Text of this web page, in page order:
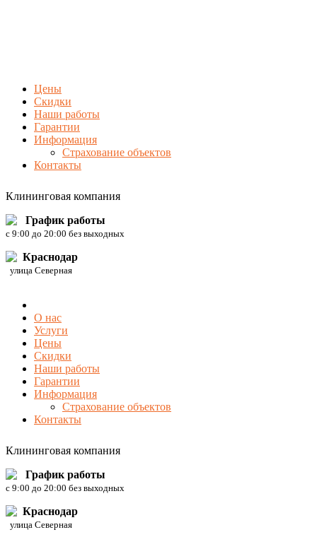
Цены
Скидки
Наши работы
Гарантии
Информация
Страхование объектов
Контакты
Клининговая компания
График работы
c 9:00 до 20:00 без выходных
Краснодар
улица Северная
О нас
Услуги
Цены
Скидки
Наши работы
Гарантии
Информация
Страхование объектов
Контакты
Клининговая компания
График работы
c 9:00 до 20:00 без выходных
Краснодар
улица Северная